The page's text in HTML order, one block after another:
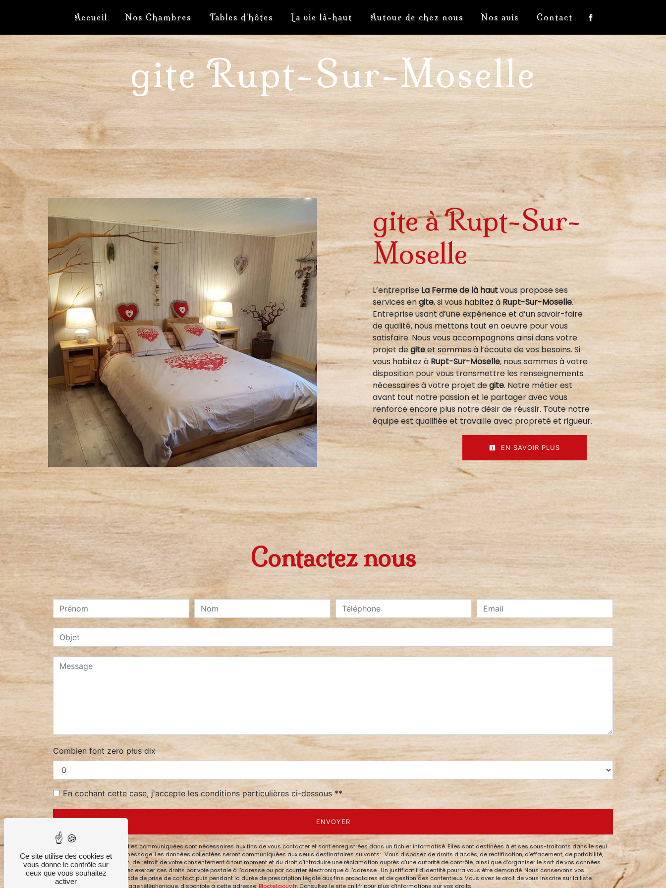
Accueil Nos Chambres Tables d'hôtes La vie là-haut Autour de chez nous Nos avis Contact
gite Rupt-Sur-Moselle
gite à Rupt-Sur-
Moselle
L’entreprise La Ferme de là hautvous propose ses
services engite, si vous habitez àRupt-Sur-Moselle.
Entreprise usant d’une expérience et d’un savoir-faire
de qualité, nous mettons tout en oeuvre pour vous
satisfaire. Nous vous accompagnons ainsi dans votre
projet degiteet sommes à l’écoute de vos besoins. Si
vous habitez à Rupt-Sur-Moselle, nous sommes à votre
disposition pour vous transmettre les renseignements
nécessaires à votre projet degite. Notre métier est
avant tout notre passion et le partager avec vous
renforce encore plus notre désir de réussir. Toute notre
équipe est qualifiée et travaille avec propreté et rigueur.
EN SAVOIR PLUS
Contactez nous
Combien font zero plus dix
En cochant cette case, j'accepte les conditions particulières ci-dessous **
ENVOYER
** Les données personnelles communiquées sont nécessaires aux fins de vous contacter et sont enregistrées dans un fichier informatisé. Elles sont destinées à et ses sous-traitants dans le seul
but de répondre à votre message. Les données collectées seront communiquées aux seuls destinataires suivants: . Vous disposez de droits d’accès, de rectification, d’effacement, de portabilité,
de limitation, d’opposition, de retrait de votre consentement à tout moment et du droit d’introduire une réclamation auprès d’une autorité de contrôle, ainsi que d’organiser le sort de vos données
post-mortem. Vous pouvez exercer ces droits par voie postale à l'adresse ou par courrier électronique à l'adresse . Un justificatif d'identité pourra vous être demandé. Nous conservons vos
données pendant la période de prise de contact puis pendant la durée de prescription légale aux fins probatoires et de gestion des contentieux. Vous avez le droit de vous inscrire sur la liste
d'opposition au démarchage téléphonique, disponible à cette adresse: Bloctel.gouv.fr. Consultez le site cnil.fr pour plus d’informations sur vos droits.
Ce site utilise des cookies et
vous donne le contrôle sur
ceux que vous souhaitez
activer